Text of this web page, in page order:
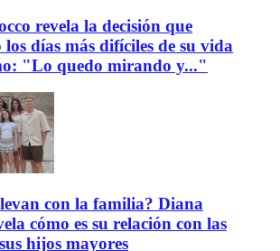
revela la decisión que
días más difíciles de su vida
"Lo quedo mirando y..."
con la familia? Diana
cómo es su relación con las
hijos mayores